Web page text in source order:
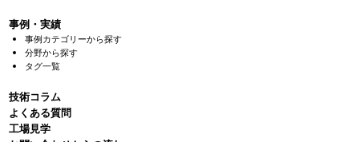
事例・実績
事例カテゴリーから探す
分野から探す
タグ一覧
技術コラム
よくある質問
⼯場⾒学